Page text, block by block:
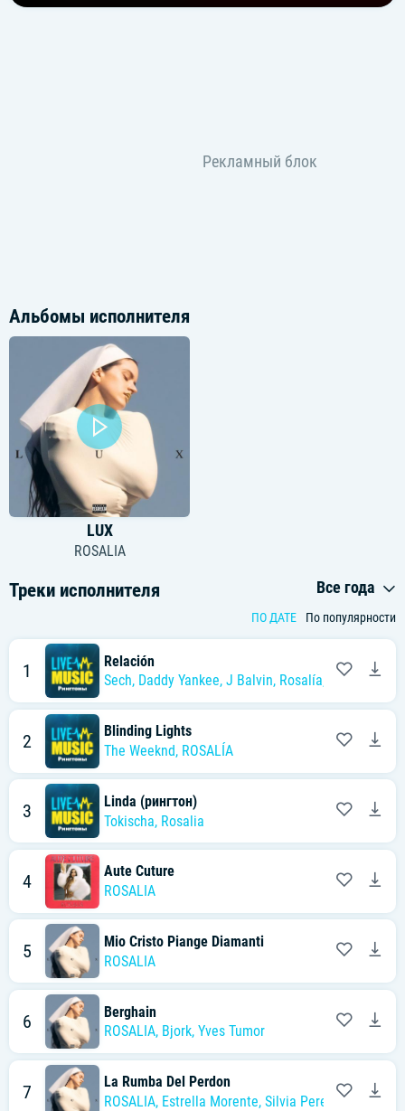
Альбомы исполнителя
LUX
ROSALIA
Треки исполнителя Все года
ПО ДАТЕ По популярности
1
Relación
Sech, Daddy Yankee, J Balvin, Rosalía Farruko
2
Blinding Lights
The Weeknd, ROSALÍA
3
Linda (рингтон)
Tokischa, Rosalia
4
Aute Cuture
ROSALIA
5
Mio Cristo Piange Diamanti
ROSALIA
6
Berghain
ROSALIA, Bjork, Yves Tumor
7
La Rumba Del Perdon
ROSALIA, Estrella Morente, Silvia Perez Cruz